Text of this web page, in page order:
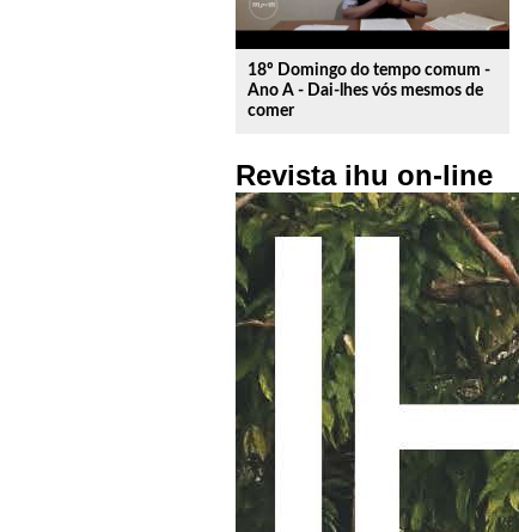
18º Domingo do tempo comum -
Ano A - Dai-lhes vós mesmos de
comer
Revista ihu on-line